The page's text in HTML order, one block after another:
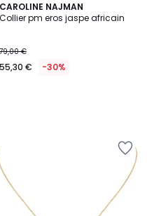
CAROLINE NAJMAN
Collier pm eros jaspe africain
79,00 €
55,30 € -30%